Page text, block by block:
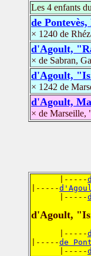
Les 4 enfants
de
× 1240 de
d'Agoult,
× de Sabran,
d'Agoult,
× 1242 de
d'Agoult,
× de
      |-----
|-----
      |-----
d'Agoult,
      |-----
|-----de
      |-----